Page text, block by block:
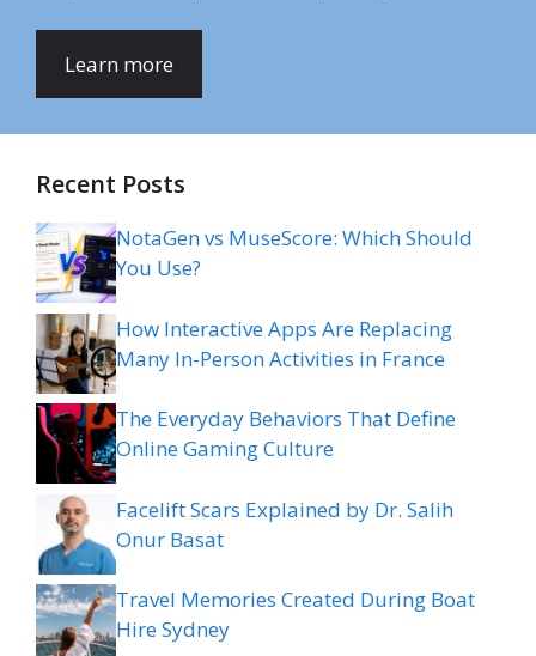
Learn more
Recent Posts
NotaGen vs MuseScore: Which Should
You Use?
How Interactive Apps Are Replacing
Many In-Person Activities in France
The Everyday Behaviors That Define
Online Gaming Culture
Facelift Scars Explained by Dr. Salih
Onur Basat
Travel Memories Created During Boat
Hire Sydney